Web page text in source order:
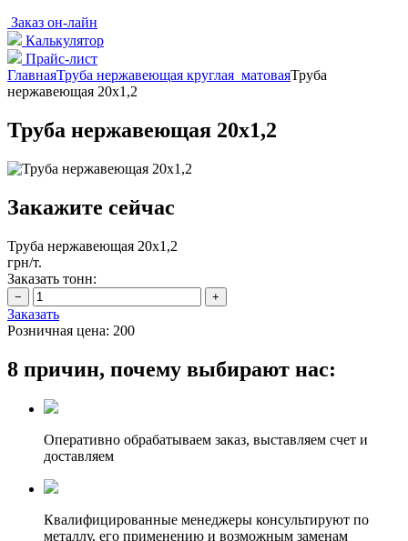
Заказ он-лайн
Калькулятор
Прайс-лист
ГлавнаяТруба нержавеющая круглая матоваяТруба
нержавеющая 20х1,2
Труба нержавеющая 20х1,2
Закажите сейчас
Труба нержавеющая 20х1,2
грн/т.
Заказать тонн:
Заказать
Розничная цена: 200
8 причин, почему выбирают нас:
Оперативно обрабатываем заказ, выставляем счет и
доставляем
Квалифицированные менеджеры консультируют по
металлу, его применению и возможным заменам